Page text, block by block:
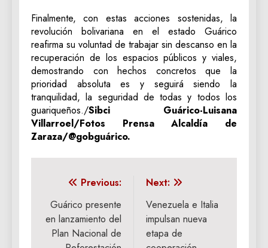
‎Finalmente, con estas acciones sostenidas, la
revolución bolivariana en el estado Guárico
reafirma su voluntad de trabajar sin descanso en la
recuperación de los espacios públicos y viales,
demostrando con hechos concretos que la
prioridad absoluta es y seguirá siendo la
tranquilidad, la seguridad de todas y todos los
guariqueños./‎Sibci Guárico-Luisana
Villarroel/Fotos Prensa Alcaldía de
Zaraza/@gobguárico.
Navegación
de
entradas
Previous:
Guárico presente
en lanzamiento del
Plan Nacional de
Next:
Venezuela e Italia
impulsan nueva
etapa de